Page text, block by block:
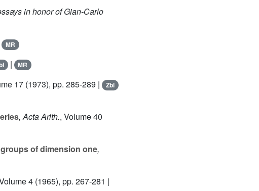
in honor of Gian-Carlo
MR
| MR
17 (1973), pp. 285-289 | Zbl
, Acta Arith., Volume 40
of dimension one,
4 (1965), pp. 267-281 |